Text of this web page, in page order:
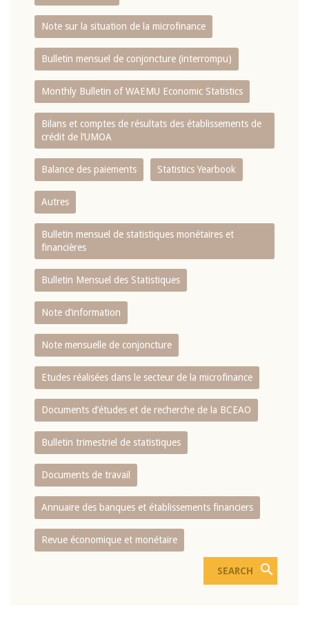
Note sur la situation de la microfinance
Bulletin mensuel de conjoncture (interrompu)
Monthly Bulletin of WAEMU Economic Statistics
Bilans et comptes de résultats des établissements de
crédit de l‘UMOA
Balance des paiements Statistics Yearbook
Autres
Bulletin mensuel de statistiques monétaires et
financières
Bulletin Mensuel des Statistiques
Note d’information
Note mensuelle de conjoncture
Etudes réalisées dans le secteur de la microfinance
Documents d’études et de recherche de la BCEAO
Bulletin trimestriel de statistiques
Documents de travail
Annuaire des banques et établissements financiers
Revue économique et monétaire